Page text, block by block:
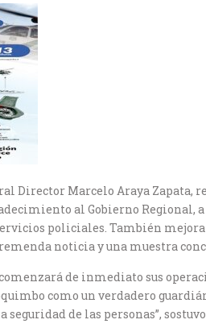
Director Marcelo Araya
al Gobierno Regional,
policiales. También
noticia y una muestra
de inmediato sus
como un verdadero
de las personas”,